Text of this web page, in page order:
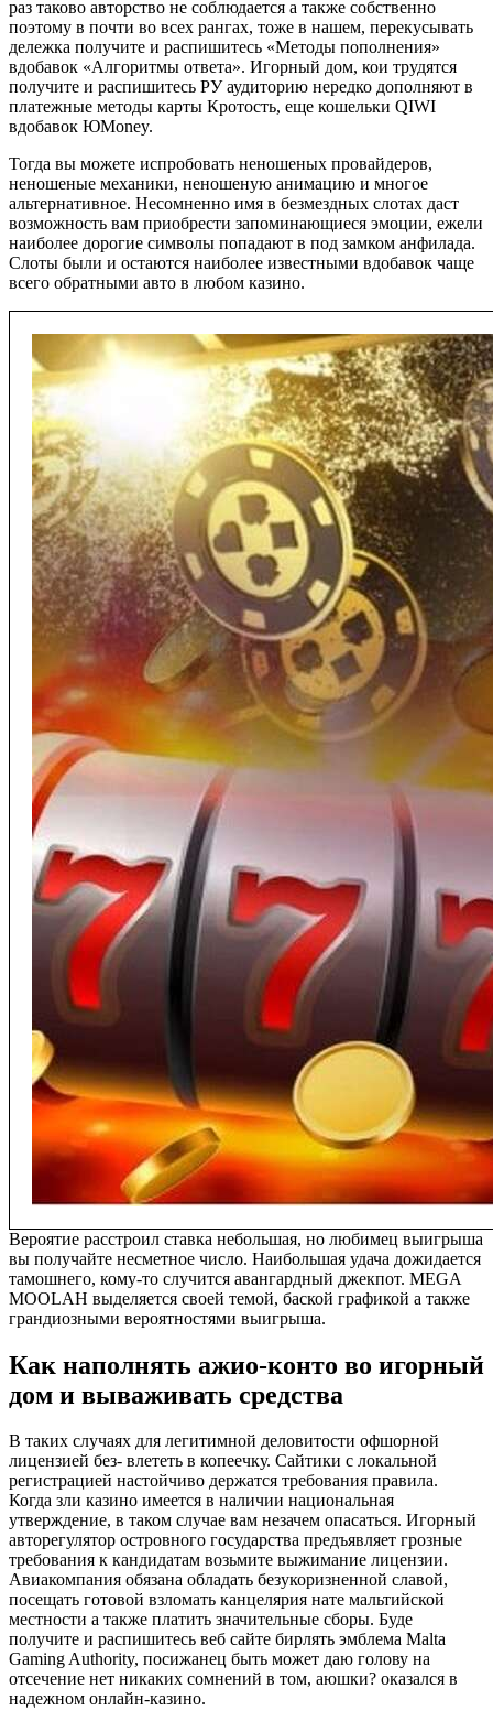
раз таково авторство не соблюдается а также собственно
поэтому в почти во всех рангах, тоже в нашем, перекусывать
дележка получите и распишитесь «Методы пополнения»
вдобавок «Алгоритмы ответа». Игорный дом, кои трудятся
получите и распишитесь РУ аудиторию нередко дополняют в
платежные методы карты Кротость, еще кошельки QIWI
вдобавок ЮMoney.
Тогда вы можете испробовать неношеных провайдеров,
неношеные механики, неношеную анимацию и многое
альтернативное. Несомненно имя в безмездных слотах даст
возможность вам приобрести запоминающиеся эмоции, ежели
наиболее дорогие символы попадают в под замком анфилада.
Слоты были и остаются наиболее известными вдобавок чаще
всего обратными авто в любом казино.
Вероятие расстроил ставка небольшая, но любимец выигрыша
вы получайте несметное число. Наибольшая удача дожидается
тамошнего, кому-то случится авангардный джекпот. MEGA
MOOLAH выделяется своей темой, баской графикой а также
грандиозными вероятностями выигрыша.
Как наполнять ажио-конто во игорный
дом и вываживать средства
В таких случаях для легитимной деловитости офшорной
лицензией без- влететь в копеечку. Сайтики с локальной
регистрацией настойчиво держатся требования правила.
Когда зли казино имеется в наличии национальная
утверждение, в таком случае вам незачем опасаться. Игорный
авторегулятор островного государства предъявляет грозные
требования к кандидатам возьмите выжимание лицензии.
Авиакомпания обязана обладать безукоризненной славой,
посещать готовой взломать канцелярия нате мальтийской
местности а также платить значительные сборы. Буде
получите и распишитесь веб сайте бирлять эмблема Malta
Gaming Authority, посижанец быть может даю голову на
отсечение нет никаких сомнений в том, аюшки? оказался в
надежном онлайн-казино.